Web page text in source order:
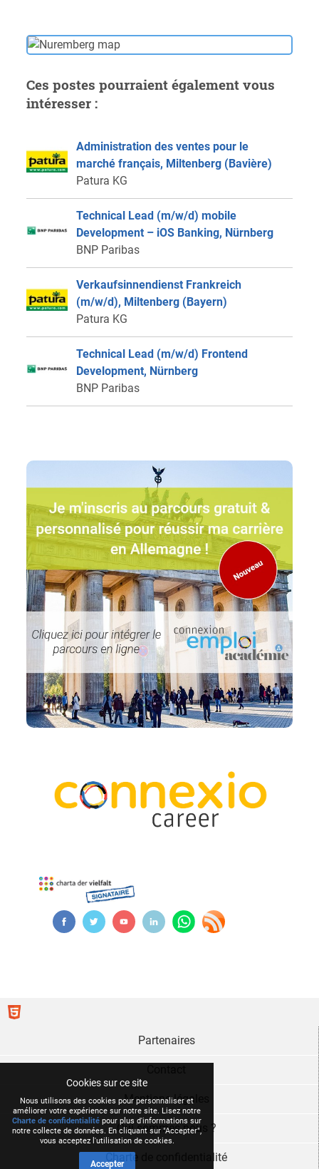
Ces postes pourraient également vous
intéresser :
Administration des ventes pour le
marché français, Miltenberg (Bavière)
Patura KG
Technical Lead (m/w/d) mobile
Development – iOS Banking, Nürnberg
BNP Paribas
Verkaufsinnendienst Frankreich
(m/w/d), Miltenberg (Bayern)
Patura KG
Technical Lead (m/w/d) Frontend
Development, Nürnberg
BNP Paribas
Cookies sur ce site
Nous utilisons des cookies pour personnaliser et
améliorer votre expérience sur notre site. Lisez notre
Charte de confidentialité pour plus d'informations sur
notre collecte de données. En cliquant sur "Accepter",
vous acceptez l'utilisation de cookies.
Accepter
Partenaires
Mentions légales
Qui sommes nous ?
Charte de confidentialité